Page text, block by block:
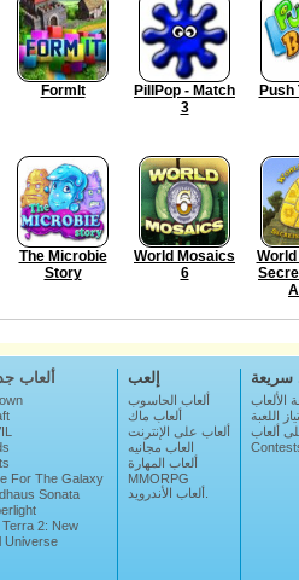
FormIt
PillPop - Match
3
Push
The Microbie
Story
World Mosaics
6
ألعاب
For The Galaxy
Sonata
Terra 2: New
Universe
إلعب
ألعاب الحاسوب
ألعاب ماك
ألعاب على الإنترنت
العاب مجانيه
ألعاب المهارة
MMORPG
سريعة
الألعاب
اللعبة
ألعاب